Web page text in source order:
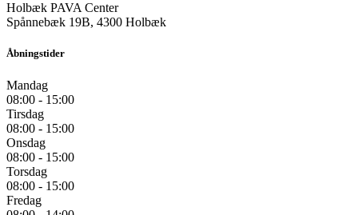
Holbæk PAVA Center
Spånnebæk 19B, 4300 Holbæk
Åbningstider
Mandag
08:00 - 15:00
Tirsdag
08:00 - 15:00
Onsdag
08:00 - 15:00
Torsdag
08:00 - 15:00
Fredag